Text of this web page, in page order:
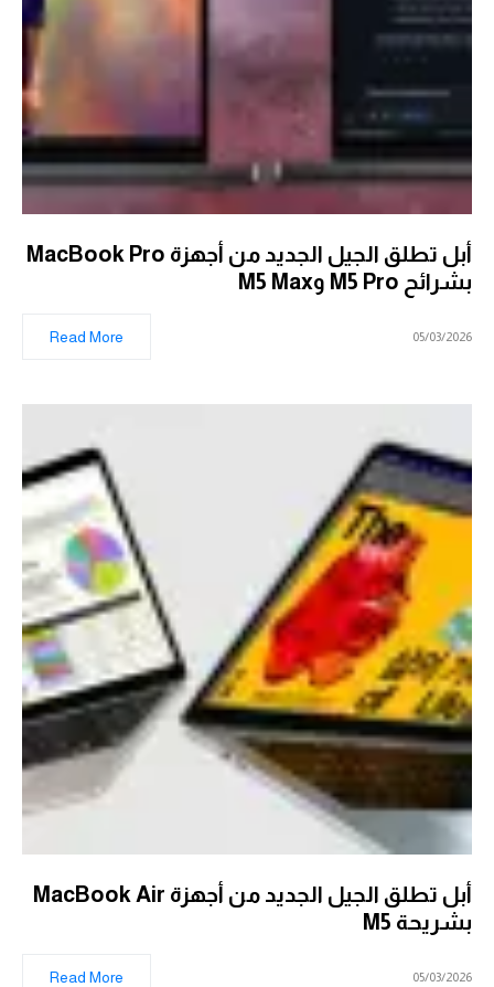
أبل تطلق الجيل الجديد من أجهزة MacBook Pro
بشرائح M5 Pro وM5 Max
05/03/2026
Read More
أبل تطلق الجيل الجديد من أجهزة MacBook Air
بشريحة M5
05/03/2026
Read More